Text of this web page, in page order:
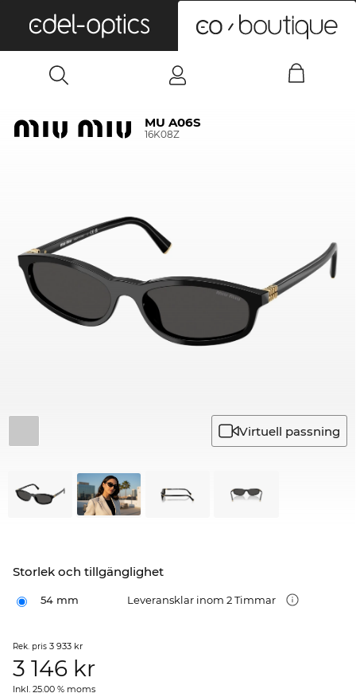
MU A06S
16K08Z
Virtuell passning
Storlek och tillgänglighet
54 mm Leveransklar inom 2 Timmar
Rek. pris 3 933 kr
3 146 kr
Inkl. 25.00 % moms